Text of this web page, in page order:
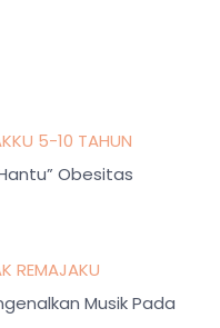
5-10 TAHUN
Obesitas
REMAJAKU
Musik Pada